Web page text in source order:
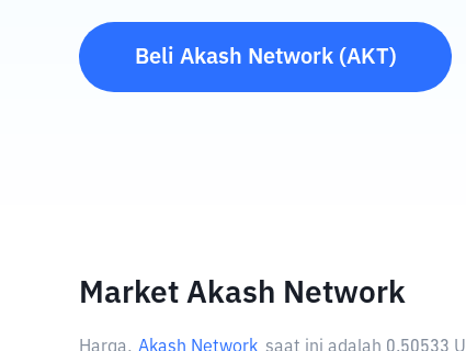
Beli Akash Network(AKT)
Market Akash Network